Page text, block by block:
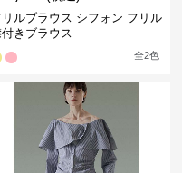
リルブラウス シフォン フリル
きブラウス
全2色